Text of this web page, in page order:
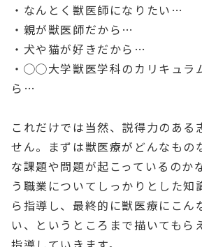
・なんとく獣医師になりたい…
・親が獣医師だから…
・犬や猫が好きだから…
・◯◯大学獣医学科のカリキュラ
ら…
これだけでは当然、説得力のある
せん。まずは獣医療がどんなもの
な課題や問題が起こっているのか
う職業についてしっかりとした知
ら指導し、最終的に獣医療にこん
い、というところまで描いてもら